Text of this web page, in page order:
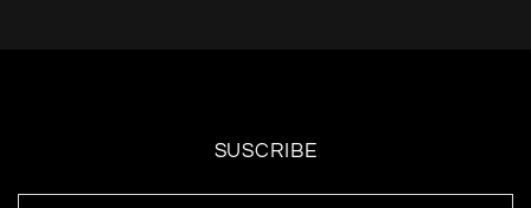
SUSCRIBE